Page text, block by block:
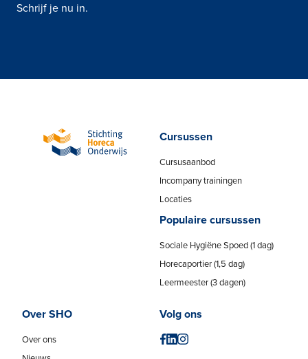
Schrijf je nu in.
Cursussen
Cursusaanbod
Incompany trainingen
Locaties
Populaire cursussen
Sociale Hygiëne Spoed (1 dag)
Horecaportier (1,5 dag)
Leermeester (3 dagen)
Over SHO
Over ons
Volg ons